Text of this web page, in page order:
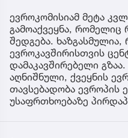
ევროკომისიამ მეტა
გამოაქვეყნა, რომელიც
შედგება.
ევროკავშირისთვის
დამაკავშირებელი
აღნიშნული, ქვეყნის
თავსებადობა ევროპის
უსაფრთხოებაზე